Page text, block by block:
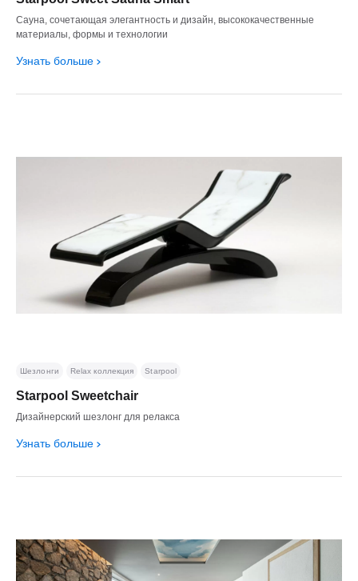
Сауна, сочетающая элегантность и дизайн, высококачественные
материалы, формы и технологии
Узнать больше
Starpool Sweetchair
Дизайнерский шезлонг для релакса
Узнать больше
Шезлонги Relax коллекция Starpool